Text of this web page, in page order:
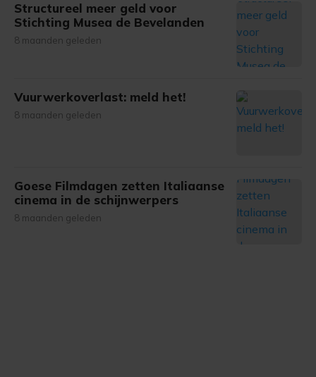
Structureel meer geld voor
Stichting Musea de Bevelanden
8 maanden geleden
Vuurwerkoverlast: meld het!
8 maanden geleden
Goese Filmdagen zetten Italiaanse
cinema in de schijnwerpers
8 maanden geleden